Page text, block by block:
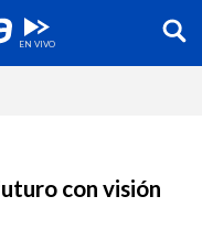
con visión